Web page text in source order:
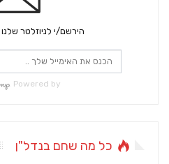
הירשם/י לניוזלטר
Powered by
כל מה שחם בנדל"ן